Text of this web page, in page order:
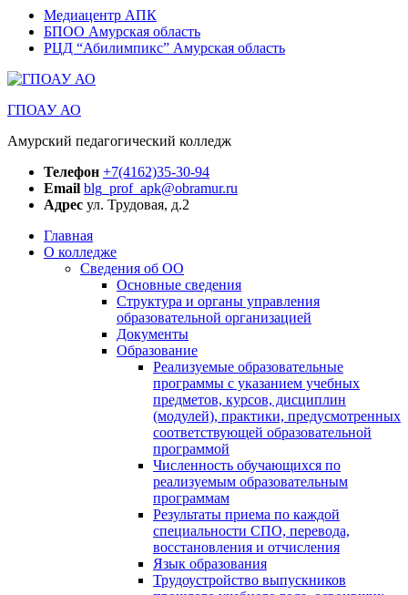
Медиацентр АПК
БПОО Амурская область
РЦД “Абилимпикс” Амурская область
ГПОАУ АО
Амурский педагогический колледж
Телефон +7(4162)35-30-94
Email blg_prof_apk@obramur.ru
Адрес ул. Трудовая, д.2
Главная
О колледже
Сведения об ОО
Основные сведения
Структура и органы управления
образовательной организацией
Документы
Образование
Реализуемые образовательные
программы с указанием учебных
предметов, курсов, дисциплин
(модулей), практики, предусмотренных
соответствующей образовательной
программой
Численность обучающихся по
реализуемым образовательным
программам
Результаты приема по каждой
специальности СПО, перевода,
восстановления и отчисления
Язык образования
Трудоустройство выпускников